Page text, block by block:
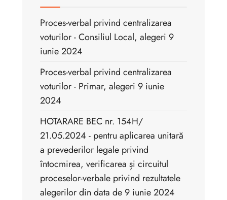
Proces-verbal privind centralizarea
voturilor - Consiliul Local, alegeri 9
iunie 2024
Proces-verbal privind centralizarea
voturilor - Primar, alegeri 9 iunie
2024
HOTARARE BEC nr. 154H/
21.05.2024 - pentru aplicarea unitară
a prevederilor legale privind
întocmirea, verificarea și circuitul
proceselor-verbale privind rezultatele
alegerilor din data de 9 iunie 2024